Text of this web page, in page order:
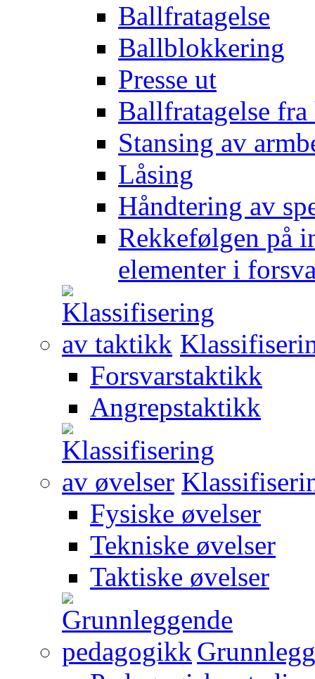
Ballfratagelse
Ballblokkering
Presse ut
Ballfratagelse fra
Stansing av
Låsing
Håndtering av
Rekkefølgen på
elementer i
Forsvarstaktikk
Angrepstaktikk
Fysiske øvelser
Tekniske øvelser
Taktiske øvelser